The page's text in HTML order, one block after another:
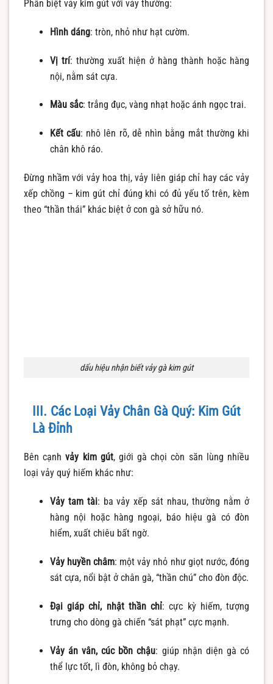
Phân biệt vảy kim gút với vảy thường:
Hình dáng: tròn, nhỏ như hạt cườm.
Vị trí: thường xuất hiện ở hàng thành hoặc hàng
nội, nằm sát cựa.
Màu sắc: trắng đục, vàng nhạt hoặc ánh ngọc trai.
Kết cấu: nhô lên rõ, dễ nhìn bằng mắt thường khi
chân khô ráo.
Đừng nhầm với vảy hoa thị, vảy liên giáp chỉ hay các vảy
xếp chồng – kim gút chỉ đúng khi có đủ yếu tố trên, kèm
theo “thần thái” khác biệt ở con gà sở hữu nó.
dấu hiệu nhận biết vảy gà kim gút
III. Các Loại Vảy Chân Gà Quý: Kim Gút
Là Đỉnh
Bên cạnhvảy kim gút, giới gà chọi còn săn lùng nhiều
loại vảy quý hiếm khác như:
Vảy tam tài: ba vảy xếp sát nhau, thường nằm ở
hàng nội hoặc hàng ngoại, báo hiệu gà có đòn
hiểm, xuất chiêu bất ngờ.
Vảy huyền châm: một vảy nhỏ như giọt nước, đóng
sát cựa, nổi bật ở chân gà, “thần chú” cho đòn độc.
Đại giáp chỉ, nhật thần chỉ: cực kỳ hiếm, tượng
trưng cho dòng gà chiến “sát phạt” cực mạnh.
Vảy án vân, cúc bồn chậu: giúp nhận diện gà có
thể lực tốt, lì đòn, không bỏ chạy.